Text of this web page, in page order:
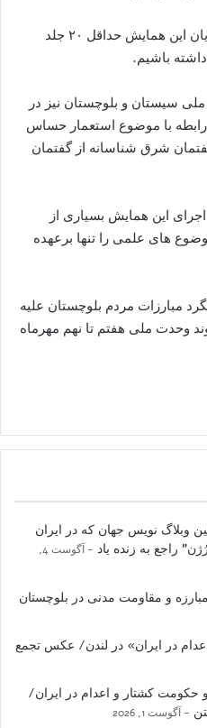
وی بیان کرد: انتظار می رود در پایان این همایش حداقل ۲۰ جلد
سیستان و بلوچستان نیز در
با موضوع استعمار حساس
شرق شناسانه از گفتمان
این همایش بسیاری از
های علمی را تنها برعهده
مبارزات مردم بلوچستان علیه
وحدت ملی هفتم تا نهم مهرماه
وبلاگ نویس جهان که در ایران
راجع به زنده یاد
آگوست 4,
مبارزه و مقاومت مدنی در بلوچستان
در ایران» در لندن/ عکس تجمع
حکومت کشتار و اعدام در ایران/
آگوست 1, 2026